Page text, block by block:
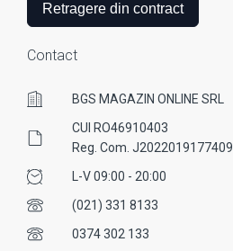
Retragere din contract
Contact
BGS MAGAZIN ONLINE SRL
CUI RO46910403
Reg. Com. J2022019177409
L-V 09:00 - 20:00
(021) 331 8133
0374 302 133